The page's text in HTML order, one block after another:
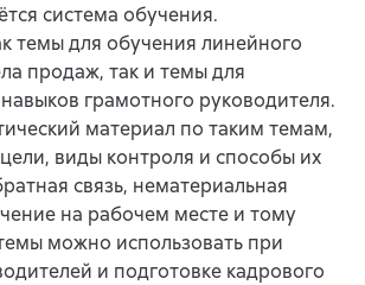
система обучения.
темы для обучения линейного
продаж, так и темы для
грамотного руководителя.
материал по таким темам,
виды контроля и способы их
связь, нематериальная
на рабочем месте и тому
можно использовать при
и подготовке кадрового